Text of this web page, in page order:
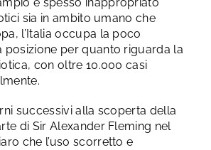
sia in ambito umano che
l’Italia occupa la poco
posizione per quanto riguarda la
con oltre 10.000 casi
successivi alla scoperta della
di Sir Alexander Fleming nel
che l’uso scorretto e